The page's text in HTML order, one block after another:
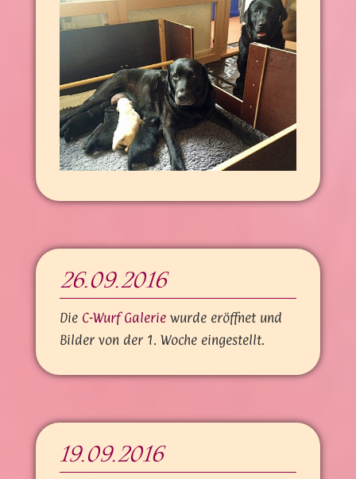
26.09.2016
Die C-Wurf Galeriewurde eröffnet und
Bilder von der 1. Woche eingestellt.
19.09.2016